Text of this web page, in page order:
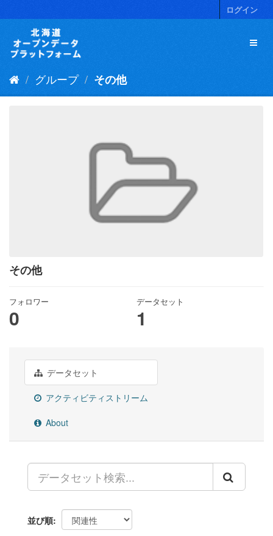
キ
ログイン
グループ その他
その他
フォロワー
0
データセット
1
データセット
アクティビティストリーム
About
並び順